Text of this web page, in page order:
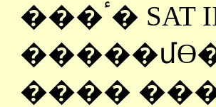
���ٴ� SAT II �� ������ �ſ� �߿��ϰ�
����